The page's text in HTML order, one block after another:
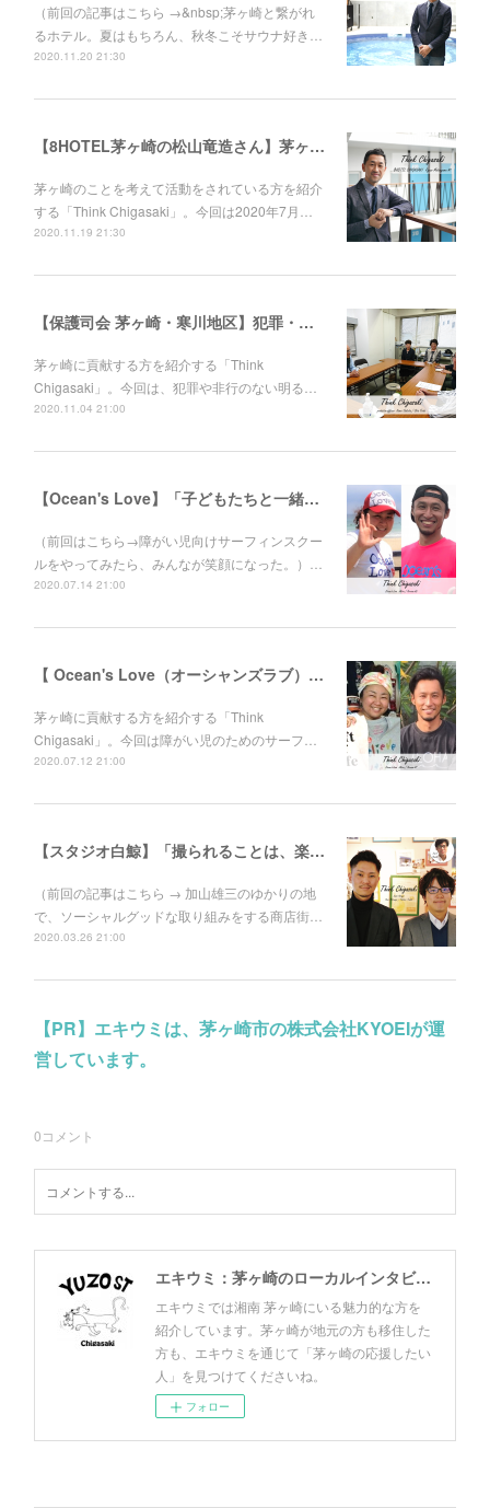
（前回の記事はこちら →&nbsp;茅ヶ崎と繋がれ
るホテル。夏はもちろん、秋冬こそサウナ好き…
2020.11.20 21:30
【8HOTEL茅ヶ崎の松山竜造さん】茅ヶ崎と繋がれるホテル。夏はもちろん、秋冬こそサウナ好きに来て欲しい。
茅ヶ崎のことを考えて活動をされている方を紹介
する「Think Chigasaki」。今回は2020年7月…
2020.11.19 21:30
【保護司会 茅ヶ崎・寒川地区】犯罪・非行から立ち直ろうとする人に、寄り添う人がいます。保護司の板坂光明さん、戸井田 慎さん
茅ヶ崎に貢献する方を紹介する「Think
Chigasaki」。今回は、犯罪や非行のない明る…
2020.11.04 21:00
【Ocean's Love】「子どもたちと一緒に成長していきたい。」伊東"あびる"花江さんと伊藤良師さん
（前回はこちら→障がい児向けサーフィンスクー
ルをやってみたら、みんなが笑顔になった。）…
2020.07.14 21:00
【 Ocean's Love（オーシャンズラブ）】障がい児向けサーフィンスクールをやってみたら、みんなが笑顔になった。伊東“あびる”花江さんと伊藤良師さん
茅ヶ崎に貢献する方を紹介する「Think
Chigasaki」。今回は障がい児のためのサーフ…
2020.07.12 21:00
【スタジオ白鯨】「撮られることは、楽しい。」人に喜んでもらえて、自分たちも成長できることをする
（前回の記事はこちら → 加山雄三のゆかりの地
で、ソーシャルグッドな取り組みをする商店街…
2020.03.26 21:00
【PR】エキウミは、茅ヶ崎市の株式会社KYOEIが運
営しています。
0コメント
エキウミ：茅ヶ崎のローカルインタビューメディア
エキウミでは湘南 茅ヶ崎にいる魅力的な方を
紹介しています。茅ヶ崎が地元の方も移住した
方も、エキウミを通じて「茅ヶ崎の応援したい
人」を見つけてくださいね。
フォロー